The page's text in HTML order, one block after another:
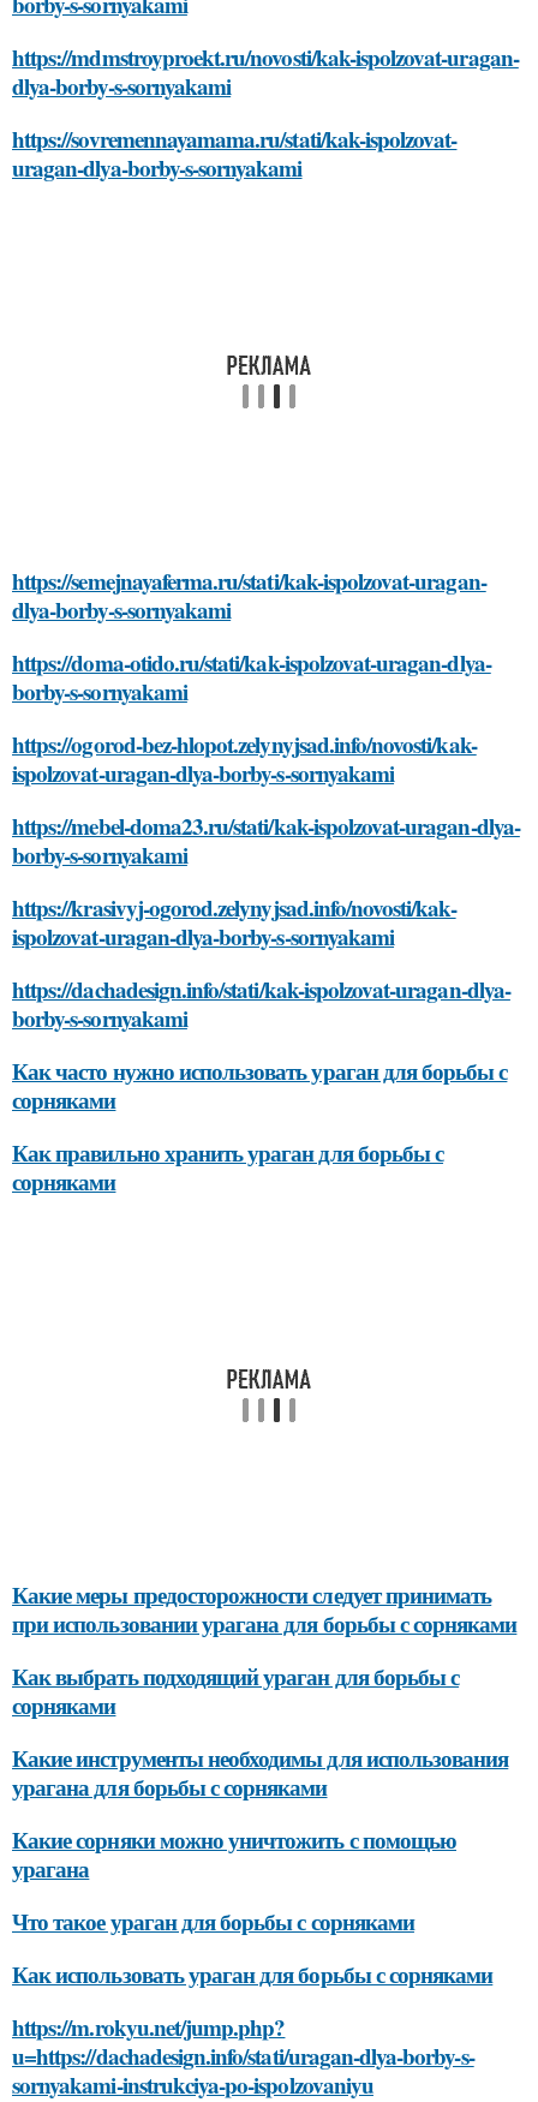
https://mdmstroyproekt.ru/novosti/kak-ispolzovat-uragan-
dlya-borby-s-sornyakami
https://sovremennayamama.ru/stati/kak-ispolzovat-
uragan-dlya-borby-s-sornyakami
https://semejnayaferma.ru/stati/kak-ispolzovat-uragan-
dlya-borby-s-sornyakami
https://doma-otido.ru/stati/kak-ispolzovat-uragan-dlya-
borby-s-sornyakami
https://ogorod-bez-hlopot.zelynyjsad.info/novosti/kak-
ispolzovat-uragan-dlya-borby-s-sornyakami
https://mebel-doma23.ru/stati/kak-ispolzovat-uragan-dlya-
borby-s-sornyakami
https://krasivyj-ogorod.zelynyjsad.info/novosti/kak-
ispolzovat-uragan-dlya-borby-s-sornyakami
https://dachadesign.info/stati/kak-ispolzovat-uragan-dlya-
borby-s-sornyakami
Как часто нужно использовать ураган для борьбы с
сорняками
Как правильно хранить ураган для борьбы с
сорняками
Какие меры предосторожности следует принимать
при использовании урагана для борьбы с сорняками
Как выбрать подходящий ураган для борьбы с
сорняками
Какие инструменты необходимы для использования
урагана для борьбы с сорняками
Какие сорняки можно уничтожить с помощью
урагана
Что такое ураган для борьбы с сорняками
Как использовать ураган для борьбы с сорняками
https://m.rokyu.net/jump.php?
u=https://dachadesign.info/stati/uragan-dlya-borby-s-
sornyakami-instrukciya-po-ispolzovaniyu